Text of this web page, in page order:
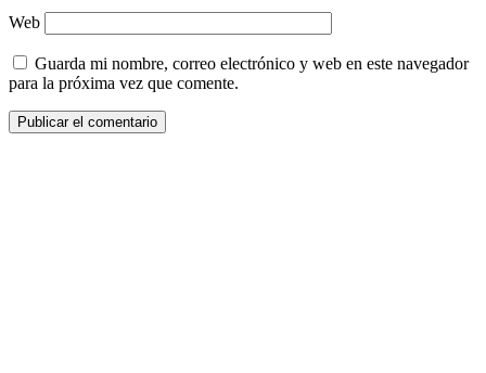
Web
Guarda mi nombre, correo electrónico y web en este navegador
para la próxima vez que comente.